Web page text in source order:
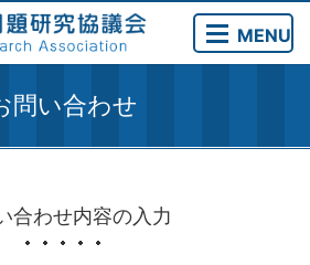
MENU
問い合わせ
合わせ内容の入力